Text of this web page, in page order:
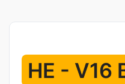
HE - V16